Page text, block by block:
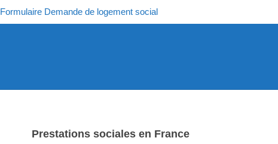
Formulaire Demande de logement social
Prestations sociales en France